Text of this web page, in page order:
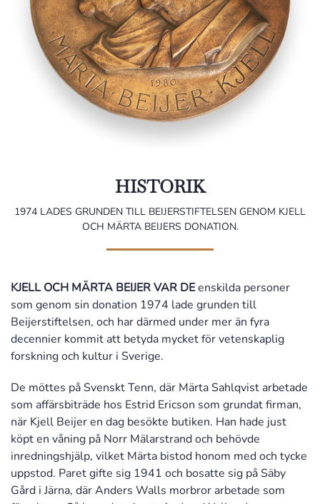
HISTORIK
1974 LADES GRUNDEN TILL BEIJERSTIFTELSEN GENOM KJELL
OCH MÄRTA BEIJERS DONATION.
KJELL OCH MÄRTA BEIJER VAR DEenskilda personer
som genom sin donation 1974 lade grunden till
Beijerstiftelsen, och har därmed under mer än fyra
decennier kommit att betyda mycket för vetenskaplig
forskning och kultur i Sverige.
De möttes på Svenskt Tenn, där Märta Sahlqvist arbetade
som affärsbiträde hos Estrid Ericson som grundat firman,
när Kjell Beijer en dag besökte butiken. Han hade just
köpt en våning på Norr Mälarstrand och behövde
inredningshjälp, vilket Märta bistod honom med och tycke
uppstod. Paret gifte sig 1941 och bosatte sig på Säby
Gård i Järna, där Anders Walls morbror arbetade som